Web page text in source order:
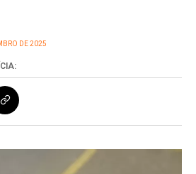
DE 2025